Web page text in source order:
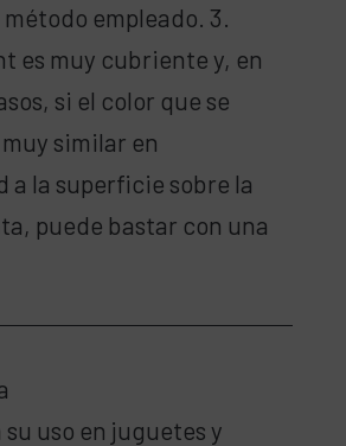
empleado. 3.
es muy cubriente y, en
si el color que se
similar en
a la superficie sobre la
puede bastar con una
uso en juguetes y